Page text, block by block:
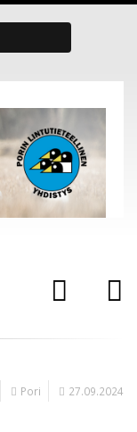
Pori 27.09.2024